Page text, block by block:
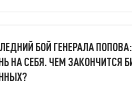
БОЙ ГЕНЕРАЛА
НА СЕБЯ. ЧЕМ ЗАКОНЧИТСЯ